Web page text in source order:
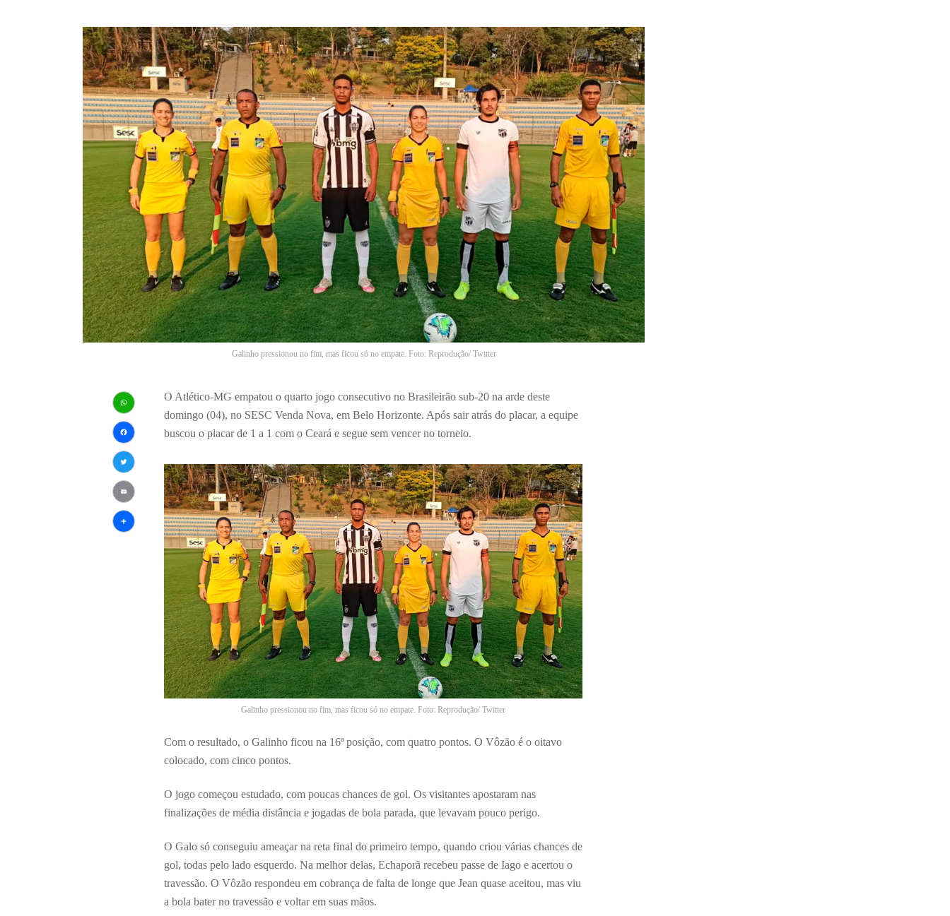
Galinho pressionou no fim, mas ficou só no empate. Foto: Reprodução/ Twitter
WhatsApp
Facebook
Twitter
Email
O Atlético-MG empatou o quarto jogo consecutivo no Brasileirão sub-20 na arde deste
domingo (04), no SESC Venda Nova, em Belo Horizonte. Após sair atrás do placar, a equipe
buscou o placar de 1 a 1 com o Ceará e segue sem vencer no torneio.
Galinho pressionou no fim, mas ficou só no empate. Foto: Reprodução/ Twitter
Com o resultado, o Galinho ficou na 16ª posição, com quatro pontos. O Vôzão é o oitavo
colocado, com cinco pontos.
O jogo começou estudado, com poucas chances de gol. Os visitantes apostaram nas
finalizações de média distância e jogadas de bola parada, que levavam pouco perigo.
O Galo só conseguiu ameaçar na reta final do primeiro tempo, quando criou várias chances de
gol, todas pelo lado esquerdo. Na melhor delas, Echaporã recebeu passe de Iago e acertou o
travessão. O Vôzão respondeu em cobrança de falta de longe que Jean quase aceitou, mas viu
a bola bater no travessão e voltar em suas mãos.